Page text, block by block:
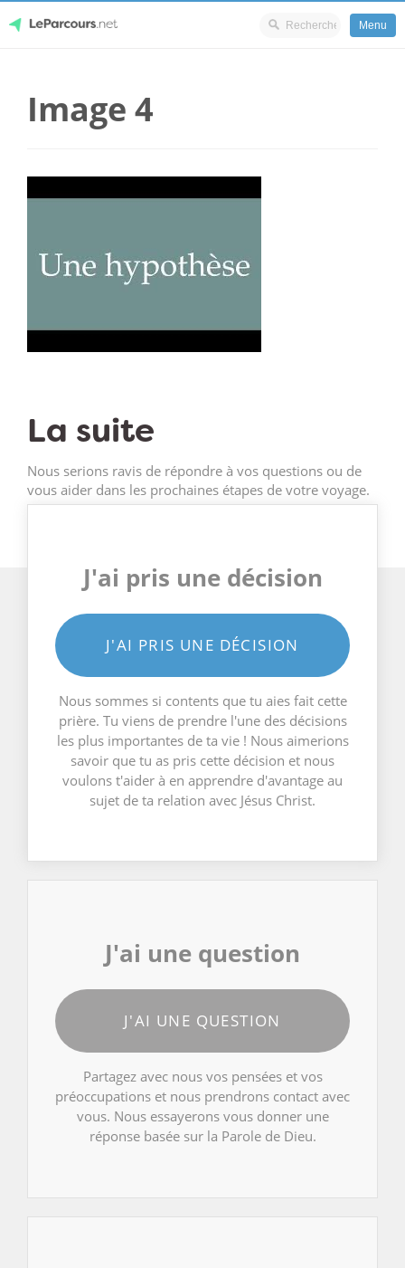
content
Menu
Image 4
La suite
Nous serions ravis de répondre à vos questions ou de
vous aider dans les prochaines étapes de votre voyage.
J'ai pris une décision
J'AI PRIS UNE DÉCISION
Nous sommes si contents que tu aies fait cette
prière. Tu viens de prendre l'une des décisions
les plus importantes de ta vie ! Nous aimerions
savoir que tu as pris cette décision et nous
voulons t'aider à en apprendre d'avantage au
sujet de ta relation avec Jésus Christ.
J'ai une question
J'AI UNE QUESTION
Partagez avec nous vos pensées et vos
préoccupations et nous prendrons contact avec
vous. Nous essayerons vous donner une
réponse basée sur la Parole de Dieu.